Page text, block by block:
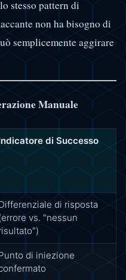
stesso pattern di
non ha bisogno di
semplicemente aggirare
Manuale
di Successo
di risposta
vs. "nessun
di iniezione